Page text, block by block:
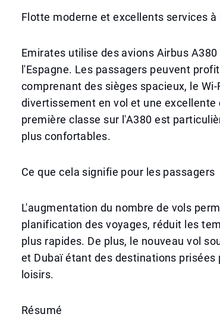
Flotte moderne et excellents services à
Emirates utilise des avions Airbus
l'Espagne. Les passagers peuvent
comprenant des sièges spacieux, le
divertissement en vol et une
première classe sur l'A380 est
plus confortables.
Ce que cela signifie pour les passagers
L'augmentation du nombre de vols
planification des voyages, réduit les
plus rapides. De plus, le nouveau vol
et Dubaï étant des destinations
loisirs.
Résumé